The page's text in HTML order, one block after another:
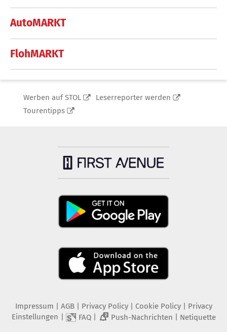
AutoMARKT
FlohMARKT
Werben auf STOL
Leserreporter werden
Tourentipps
Impressum AGB Privacy Policy| Cookie Policy| Privacy
Einstellungen
FAQ| 2 Push-Nachrichten Netiquette